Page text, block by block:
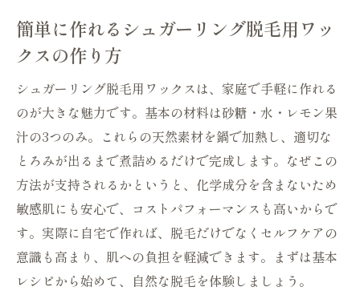
簡単に作れるシュガーリング脱毛用ワッ
クスの作り方
シュガーリング脱毛用ワックスは、家庭で手軽に作れる
のが大きな魅力です。基本の材料は砂糖・水・レモン果
汁の3つのみ。これらの天然素材を鍋で加熱し、適切な
とろみが出るまで煮詰めるだけで完成します。なぜこの
方法が支持されるかというと、化学成分を含まないため
敏感肌にも安心で、コストパフォーマンスも高いからで
す。実際に自宅で作れば、脱毛だけでなくセルフケアの
意識も高まり、肌への負担を軽減できます。まずは基本
レシピから始めて、自然な脱毛を体験しましょう。